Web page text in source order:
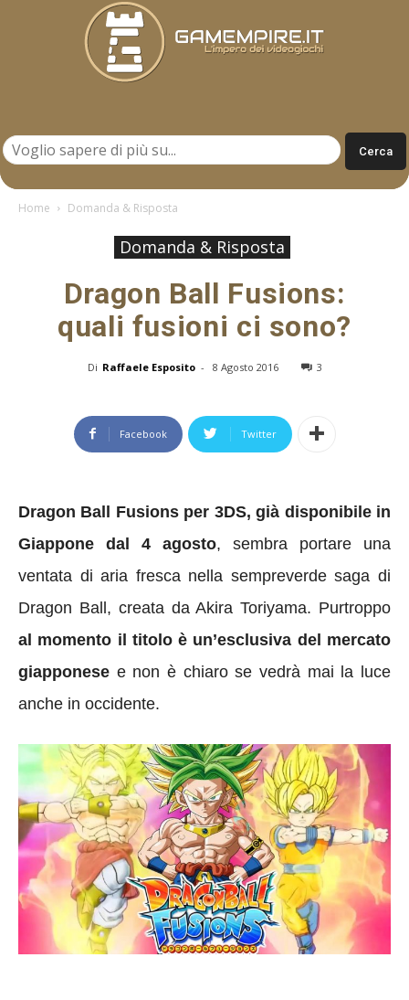
Home Domanda & Risposta
Domanda & Risposta
Dragon Ball Fusions:
quali fusioni ci sono?
Di Raffaele Esposito - 8 Agosto 2016 3
Facebook Twitter
Dragon Ball Fusions per 3DS, già disponibile in
Giappone dal 4 agosto, sembra portare una
ventata di aria fresca nella sempreverde saga di
Dragon Ball, creata da Akira Toriyama. Purtroppo
al momento il titolo è un’esclusiva del mercato
giapponese e non è chiaro se vedrà mai la luce
anche in occidente.